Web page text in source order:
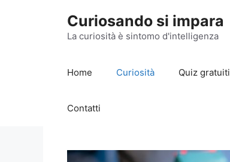
Curiosando si impara
La curiosità è sintomo d'intelligenza
Home Curiosità Quiz gratuiti
Contatti